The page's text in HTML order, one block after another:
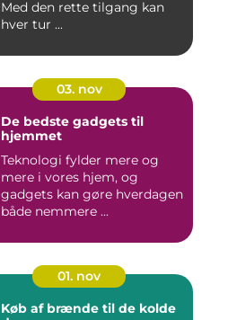
Med den rette tilgang kan
hver tur ...
03. nov
De bedste gadgets til
hjemmet
Teknologi fylder mere og
mere i vores hjem, og
gadgets kan gøre hverdagen
både nemmere ...
01. nov
Køb af brænde til de kolde